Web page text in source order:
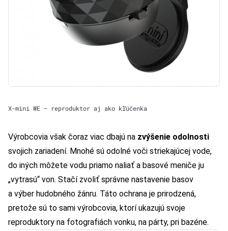
X-mini WE – reproduktor aj ako kľúčenka
Výrobcovia však čoraz viac dbajú na zvýšenie odolnosti
svojich zariadení. Mnohé sú odolné voči striekajúcej vode,
do iných môžete vodu priamo naliať a basové meniče ju
„vytrasú“ von. Stačí zvoliť správne nastavenie basov
a výber hudobného žánru. Táto ochrana je prirodzená,
pretože sú to sami výrobcovia, ktorí ukazujú svoje
reproduktory na fotografiách vonku, na párty, pri bazéne.